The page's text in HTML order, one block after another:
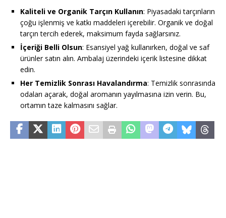
Kaliteli ve Organik Tarçın Kullanın: Piyasadaki tarçınların
çoğu işlenmiş ve katkı maddeleri içerebilir. Organik ve doğal
tarçın tercih ederek, maksimum fayda sağlarsınız.
İçeriği Belli Olsun: Esansiyel yağ kullanırken, doğal ve saf
ürünler satın alın. Ambalaj üzerindeki içerik listesine dikkat
edin.
Her Temizlik Sonrası Havalandırma: Temizlik sonrasında
odaları açarak, doğal aromanın yayılmasına izin verin. Bu,
ortamın taze kalmasını sağlar.